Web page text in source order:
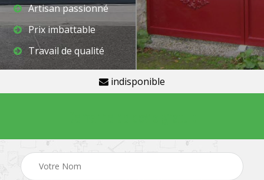
Artisan passionné
Prix imbattable
Travail de qualité
indisponible